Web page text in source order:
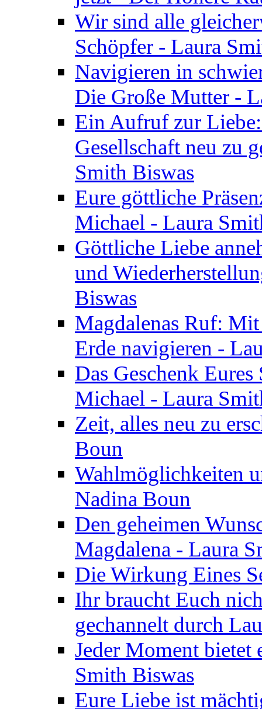
Wir sind alle
Schöpfer - Laura
Navigieren in
Die Große Mutter -
Ein Aufruf zur
Gesellschaft neu zu
Smith Biswas
Eure göttliche
Michael - Laura
Göttliche Liebe
und
Biswas
Magdalenas Ruf:
Erde navigieren -
Das Geschenk
Michael - Laura
Zeit, alles neu zu
Boun
Wahlmöglichkeiten
Nadina Boun
Den geheimen
Magdalena - Laura
Die Wirkung Eines
Ihr braucht Euch
gechannelt durch
Jeder Moment bietet
Smith Biswas
Eure Liebe ist